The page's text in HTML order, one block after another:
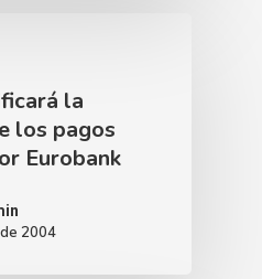
la
los pagos
Eurobank
2004